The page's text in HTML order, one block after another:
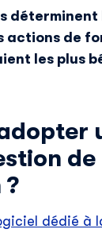
déterminent
actions de
les plus
de
dédié à